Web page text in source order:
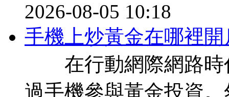
2026-08-05 10:18
手機上炒黃金在哪裡
在行動網際網路時
過手機參與黃金投資